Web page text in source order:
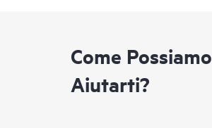
Come Possiamo
Aiutarti?